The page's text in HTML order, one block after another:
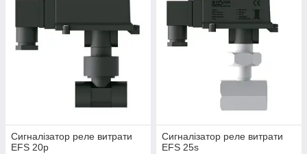
Сигналізатор реле витрати
EFS 20p
Сигналізатор реле витрати
EFS 25s